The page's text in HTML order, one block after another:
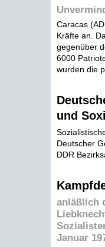
Caracas
Kräfte an.
gegenüber
6000
wurden die
und
Deutscher
DDR
anläßlich
Januar